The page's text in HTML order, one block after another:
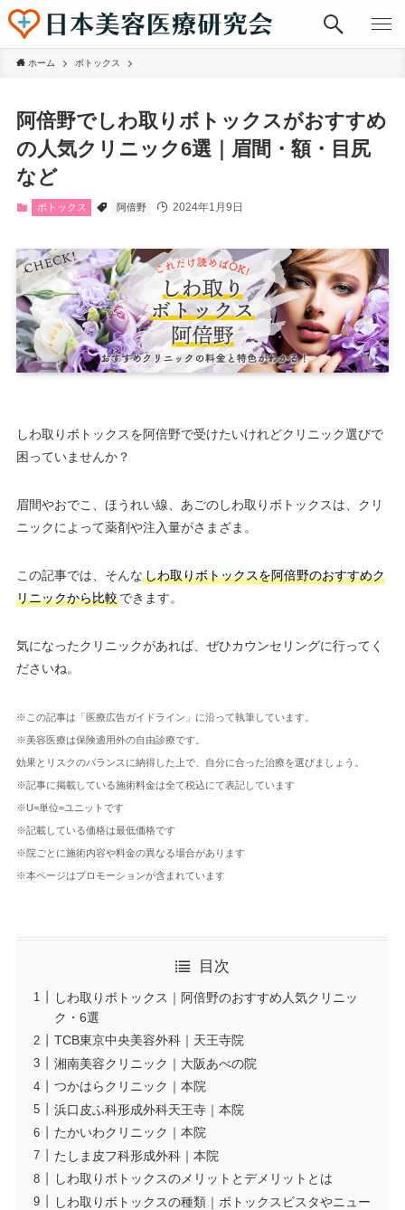
ホーム ボトックス
阿倍野でしわ取りボトックスがおすすめ
の人気クリニック6選｜眉間・額・目尻
など
ボトックス 阿倍野 2024年1月9日
しわ取りボトックスを阿倍野で受けたいけれどクリニック選びで
困っていませんか？
眉間やおでこ、ほうれい線、あごのしわ取りボトックスは、クリ
ニックによって薬剤や注入量がさまざま。
この記事では、そんなしわ取りボトックスを阿倍野のおすすめク
リニックから比較できます。
気になったクリニックがあれば、ぜひカウンセリングに行ってく
ださいね。
※この記事は「医療広告ガイドライン」に沿って執筆しています。
※美容医療は保険適用外の自由診療です。
効果とリスクのバランスに納得した上で、自分に合った治療を選びましょう。
※記事に掲載している施術料金は全て税込にて表記しています
※U=単位=ユニットです
※記載している価格は最低価格です
※院ごとに施術内容や料金の異なる場合があります
※本ページはプロモーションが含まれています
目次
しわ取りボトックス｜阿倍野のおすすめ人気クリニッ
ク・6選
TCB東京中央美容外科｜天王寺院
湘南美容クリニック｜大阪あべの院
つかはらクリニック｜本院
浜口皮ふ科形成外科天王寺｜本院
たかいわクリニック｜本院
たしま皮フ科形成外科｜本院
しわ取りボトックスのメリットとデメリットとは
しわ取りボトックスの種類｜ボトックスビスタやニュー